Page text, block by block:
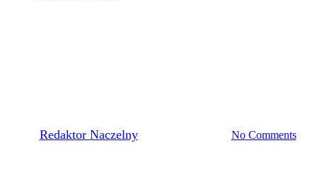
Redaktor Naczelny7 października, 2021 No Comments